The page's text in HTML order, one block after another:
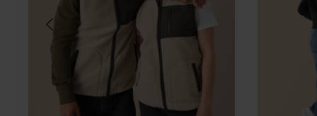
Storlek
LÄGG I
VARUKORG